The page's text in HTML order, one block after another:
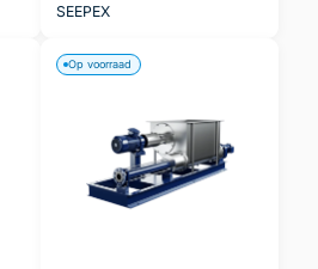
SEEPEX
Op voorraad